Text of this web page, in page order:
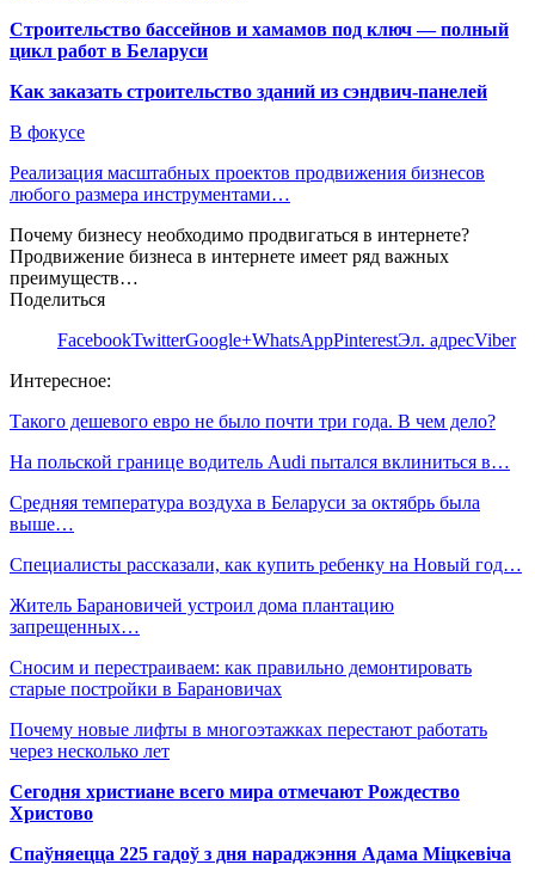
Строительство бассейнов и хамамов под ключ — полный
цикл работ в Беларуси
Как заказать строительство зданий из сэндвич-панелей
В фокусе
Реализация масштабных проектов продвижения бизнесов
любого размера инструментами…
Почему бизнесу необходимо продвигаться в интернете?
Продвижение бизнеса в интернете имеет ряд важных
преимуществ…
Поделиться
FacebookTwitterGoogle+WhatsAppPinterestЭл. адресViber
Интересное:
Такого дешевого евро не было почти три года. В чем дело?
На польской границе водитель Audi пытался вклиниться в…
Средняя температура воздуха в Беларуси за октябрь была
выше…
Специалисты рассказали, как купить ребенку на Новый год…
Житель Барановичей устроил дома плантацию
запрещенных…
Сносим и перестраиваем: как правильно демонтировать
старые постройки в Барановичах
Почему новые лифты в многоэтажках перестают работать
через несколько лет
Сегодня христиане всего мира отмечают Рождество
Христово
Спаўняецца 225 гадоў з дня нараджэння Адама Міцкевіча